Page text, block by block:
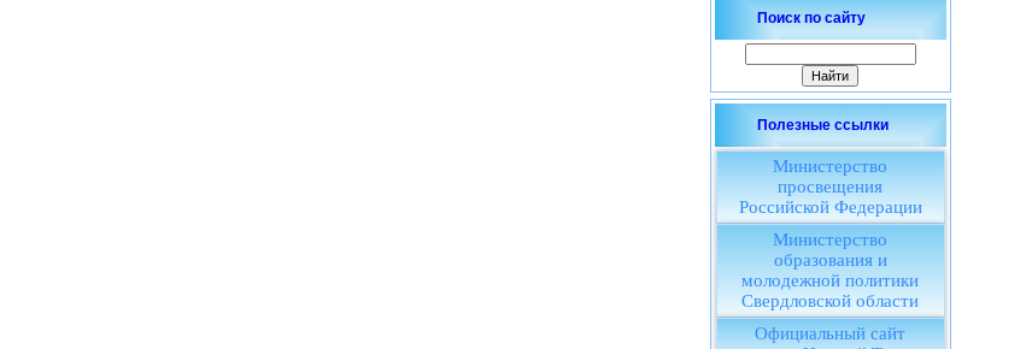
Поиск по сайту
Полезные ссылки
Министерство
просвещения
Российской Федерации
Министерство
образования и
молодежной политики
Свердловской области
Официальный сайт